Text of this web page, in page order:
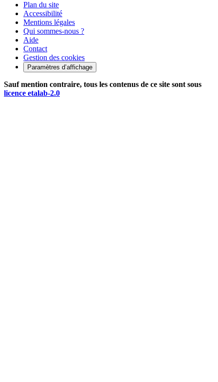
Plan du site
Accessibilité
Mentions légales
Qui sommes-nous ?
Aide
Contact
Gestion des cookies
Paramètres d’affichage
Sauf mention contraire, tous les contenus de ce site sont sous
licence etalab-2.0